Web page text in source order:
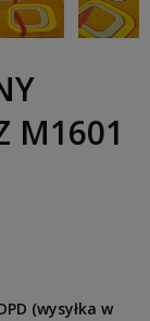
M1601
(wysyłka w